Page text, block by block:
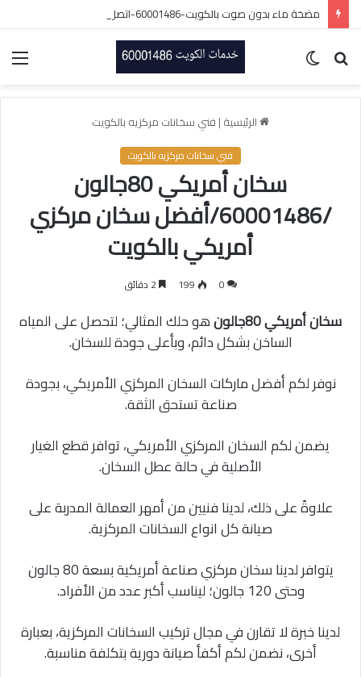
مضخة ماء بدون صوت بالكويت-60001486-اتصل الان
بحث
الرئيسية | فني سخانات مركزيه بالكويت
فني سخانات مركزيه بالكويت
سخان أمريكي 80جالون
/60001486/أفضل سخان مركزي
أمريكي بالكويت
0
199 2 دقائق
سخان أمريكي 80جالون
هو حلك المثالي؛ لتحصل على المياه
الساخن بشكل دائم، وبأعلى جودة للسخان.
نوفر لكم أفضل ماركات السخان المركزي الأمريكي، بجودة
صناعة تستحق الثقة.
يضمن لكم السخان المركزي الأمريكي، توافر قطع الغيار
الأصلية في حالة عطل السخان.
علاوةً على ذلك، لدينا فنيين من أمهر العمالة المدربة على
صيانة كل انواع السخانات المركزية.
يتوافر لدينا سخان مركزي صناعة أمريكية بسعة 80 جالون
وحتى 120 جالون؛ ليناسب أكبر عدد من الأفراد.
لدينا خبرة لا تقارن في مجال تركيب السخانات المركزية، بعبارة
أخرى، نضمن لكم أكفأ صيانة دورية بتكلفة مناسبة.